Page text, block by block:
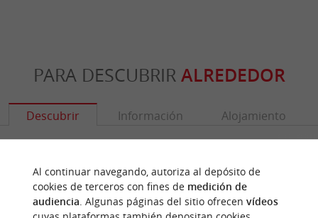
PARA DESCUBRIR ALREDEDOR
Descubrir Información Alojamiento
Al continuar navegando, autoriza al depósito de
cookies de terceros con fines de medición de
audiencia. Algunas páginas del sitio ofrecen vídeos